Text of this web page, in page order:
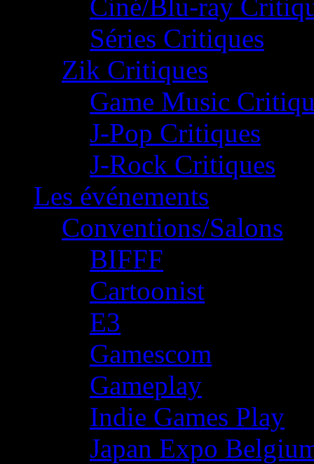
Ciné/Blu-ray
Séries Critiques
Zik Critiques
Game Music
J-Pop Critiques
J-Rock Critiques
Les événements
Conventions/Salons
BIFFF
Cartoonist
E3
Gamescom
Gameplay
Indie Games Play
Japan Expo